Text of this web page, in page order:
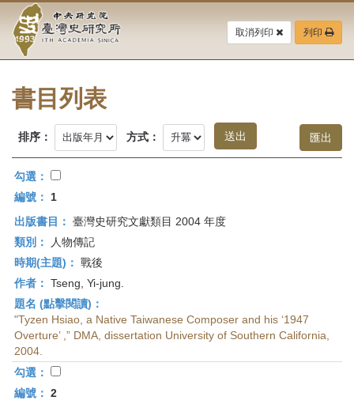
要
中
央
研
究
院-
臺
灣
史
研
究
所-
首
頁
取消列印 列印
書目列表
排序： 方式：
勾選：
編號：
1
出版書目： 臺灣史研究文獻類目 2004 年度
類別：
人物傳記
時期(主題)： 戰後
作者： Tseng, Yi-jung.
題名 (點擊閱讀)：
"Tyzen Hsiao, a Native Taiwanese Composer and his ‘1947
Overture’ ,” DMA, dissertation University of Southern California,
2004.
勾選：
編號： 2